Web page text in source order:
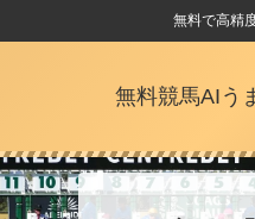
無料で高精
無料競馬AIう